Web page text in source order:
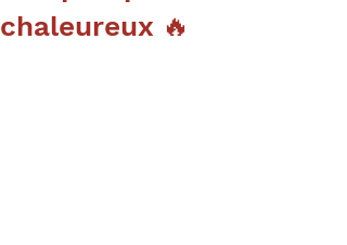
chaleureux 🔥